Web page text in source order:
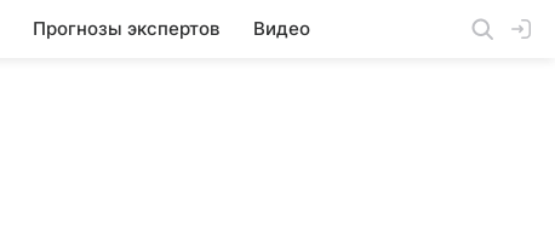
Прогнозы экспертов Видео